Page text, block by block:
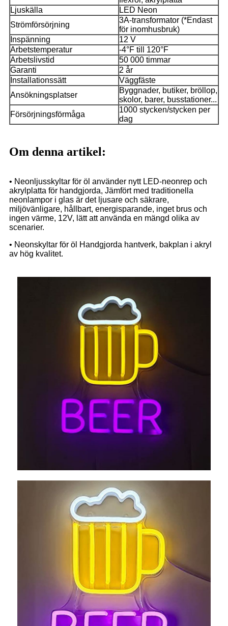
Ljuskälla
LED Neon
Strömförsörjning
3A-transformator (*Endast
för inomhusbruk)
Inspänning
12 V
Arbetstemperatur
-4°F till 120°F
Arbetslivstid
50 000 timmar
Garanti
2 år
Installationssätt
Väggfäste
Ansökningsplatser
Byggnader, butiker, bröllop,
skolor, barer, busstationer...
Försörjningsförmåga
1000 stycken/stycken per
dag
Om denna artikel:
• Neonljusskyltar för öl använder nytt LED-neonrep och
akrylplatta för handgjorda, Jämfört med traditionella
neonlampor i glas är det ljusare och säkrare,
miljövänligare, hållbart, energisparande, inget brus och
ingen värme, 12V, lätt att använda en mängd olika av
scenarier.
• Neonskyltar för öl Handgjorda hantverk, bakplan i akryl
av hög kvalitet.